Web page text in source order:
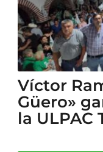
Víctor
Güero»
la ULPAC